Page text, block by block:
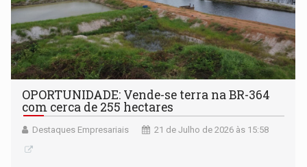
OPORTUNIDADE: Vende-se terra na BR-364
com cerca de 255 hectares
Destaques Empresariais 21 de Julho de 2026 às 15:58